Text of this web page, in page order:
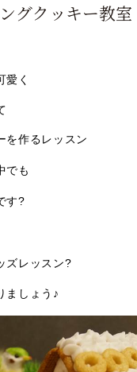
グクッキー教
愛く
を作るレッスン
でも
す?
ズレッスン?
ましょう♪